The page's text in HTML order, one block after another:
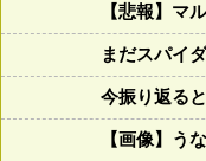
【悲報】マ
まだスパイ
今振り返る
【画像】う